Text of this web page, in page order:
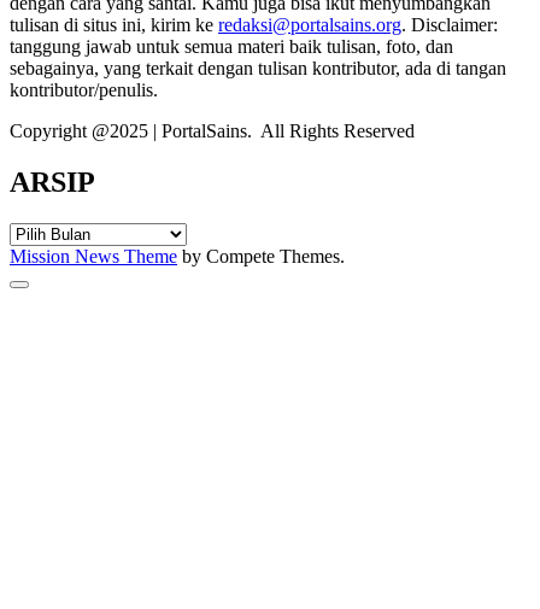
tulisan di situs ini, kirim ke redaksi@portalsains.org. Disclaimer:
tanggung jawab untuk semua materi baik tulisan, foto, dan
sebagainya, yang terkait dengan tulisan kontributor, ada di tangan
kontributor/penulis.
Copyright @2025 | PortalSains. All Rights Reserved
ARSIP
ARSIP
Mission News Theme by Compete Themes.
Scroll